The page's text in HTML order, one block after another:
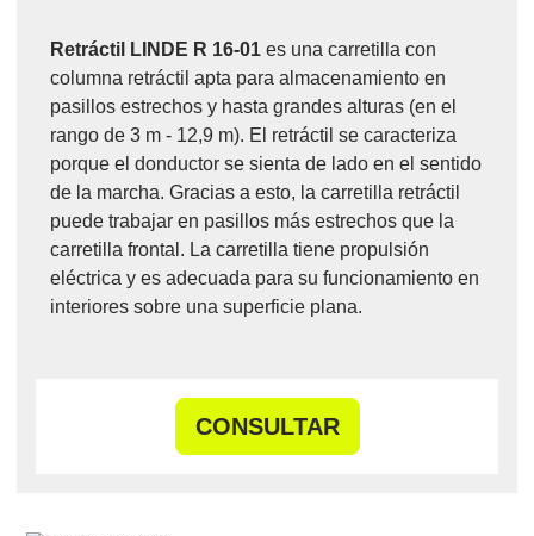
Retráctil LINDE R 16-01 es una carretilla con
columna retráctil apta para almacenamiento en
pasillos estrechos y hasta grandes alturas (en el
rango de 3 m - 12,9 m). El retráctil se caracteriza
porque el donductor se sienta de lado en el sentido
de la marcha. Gracias a esto, la carretilla retráctil
puede trabajar en pasillos más estrechos que la
carretilla frontal. La carretilla tiene propulsión
eléctrica y es adecuada para su funcionamiento en
interiores sobre una superficie plana.
CONSULTAR